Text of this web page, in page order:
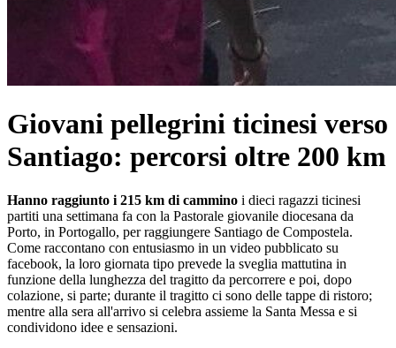
Giovani pellegrini ticinesi verso
Santiago: percorsi oltre 200 km
Hanno raggiunto i 215 km di cammino i dieci ragazzi ticinesi
partiti una settimana fa con la Pastorale giovanile diocesana da
Porto, in Portogallo, per raggiungere Santiago de Compostela.
Come raccontano con entusiasmo in un video pubblicato su
facebook, la loro giornata tipo prevede la sveglia mattutina in
funzione della lunghezza del tragitto da percorrere e poi, dopo
colazione, si parte; durante il tragitto ci sono delle tappe di ristoro;
mentre alla sera all'arrivo si celebra assieme la Santa Messa e si
condividono idee e sensazioni.